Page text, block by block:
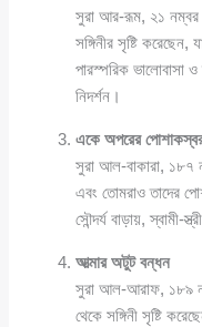
সুরা আর-রূম, ২১ নম্বর
সঙ্গিনীর সৃষ্টি করেছেন,
পারস্পরিক ভালোবাসা
নিদর্শন।
একে অপরের
সুরা আল-বাকারা, ১৮৭
এবং তোমরাও তাদের
সৌন্দর্য বাড়ায়, স্বামী-
আত্মার অটুট বন্ধন
সুরা আল-আরাফ, ১৮৯
থেকে সঙ্গিনী সৃষ্টি